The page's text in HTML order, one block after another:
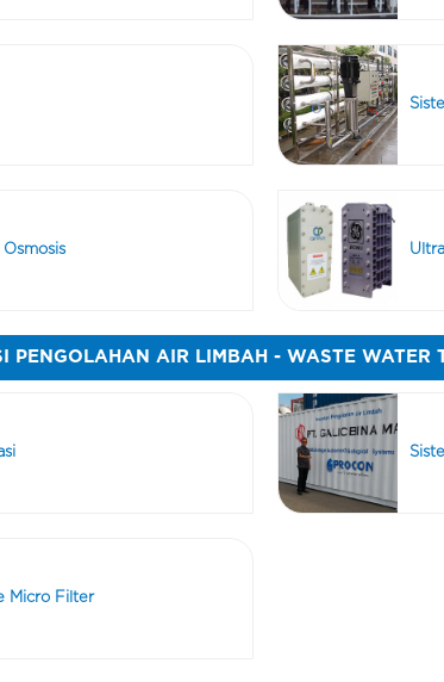
PENGOLAHAN AIR LIMBAH - WASTE WATER
Micro Filter